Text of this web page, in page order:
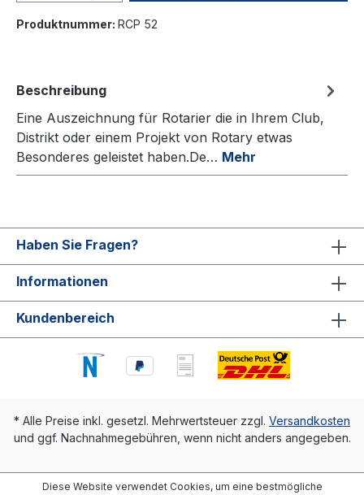
Produktnummer: RCP 52
Beschreibung
Eine Auszeichnung für Rotarier die in Ihrem Club,
Distrikt oder einem Projekt von Rotary etwas
Besonderes geleistet haben.De… Mehr
Haben Sie Fragen?
Informationen
Kundenbereich
* Alle Preise inkl. gesetzl. Mehrwertsteuer zzgl. Versandkosten
und ggf. Nachnahmegebühren, wenn nicht anders angegeben.
Diese Website verwendet Cookies, um eine bestmögliche